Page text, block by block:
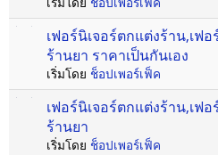
เฟอร์นิเจอร์ตกแต่งร้าน,เฟ
ร้านยา ราคาเป็นกันเอง
เริ่มโดย ช็อปเพอร์เฟ็ค
เฟอร์นิเจอร์ตกแต่งร้าน,เฟ
ร้านยา
เริ่มโดย ช็อปเพอร์เฟ็ค